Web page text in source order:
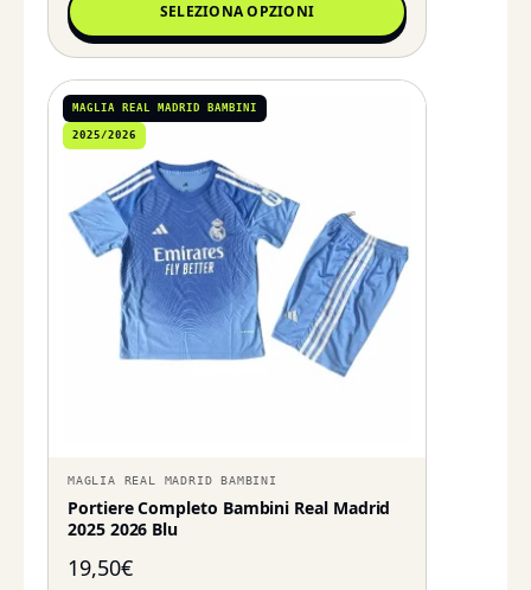
SELEZIONA OPZIONI
MAGLIA REAL MADRID BAMBINI
2025/2026
MAGLIA REAL MADRID BAMBINI
Portiere Completo Bambini Real Madrid
2025 2026 Blu
19,50€